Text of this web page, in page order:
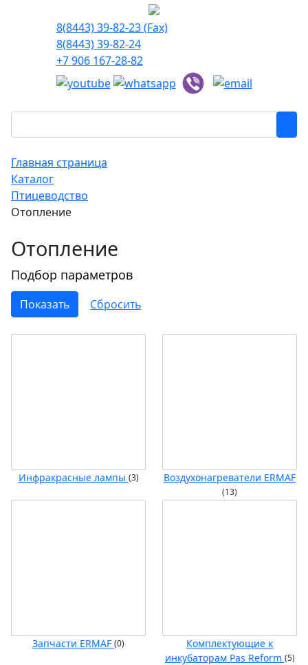
8(8443) 39-82-23 (Fax)
8(8443) 39-82-24
+7 906 167-28-82
Главная страница
Каталог
Птицеводство
Отопление
Отопление
Подбор параметров
Инфракрасные лампы (3) Воздухонагреватели ERMAF
(13)
Запчасти ERMAF (0)
Комплектующие к
инкубаторам Pas Reform (5)